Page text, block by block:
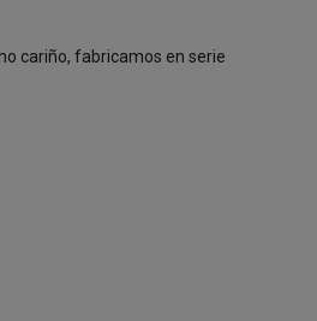
cariño, fabricamos en serie